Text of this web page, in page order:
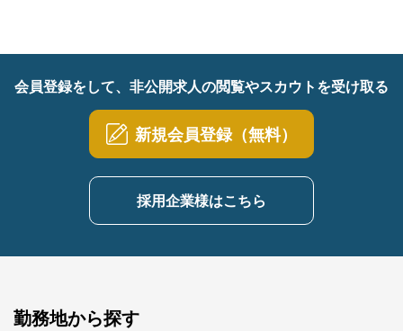
会員登録をして、非公開求人の閲覧やスカウトを受け取る
新規会員登録（無料）
採用企業様はこちら
勤務地から探す